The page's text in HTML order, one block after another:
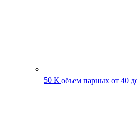
50 К объем парных от 40